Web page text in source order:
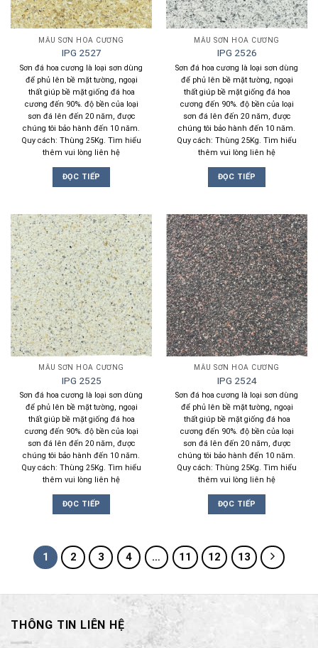
MẪU SƠN HOA CƯƠNG
IPG 2527
Sơn đá hoa cương là loại sơn dùng
để phủ lên bề mặt tường, ngoại
thất giúp bề mặt giống đá hoa
cương đến 90%. độ bền của loại
sơn đá lên đến 20 năm, được
chúng tôi bảo hành đến 10 năm.
Quy cách: Thùng 25Kg. Tìm hiểu
thêm vui lòng liên hệ
ĐỌC TIẾP
MẪU SƠN HOA CƯƠNG
IPG 2526
Sơn đá hoa cương là loại sơn dùng
để phủ lên bề mặt tường, ngoại
thất giúp bề mặt giống đá hoa
cương đến 90%. độ bền của loại
sơn đá lên đến 20 năm, được
chúng tôi bảo hành đến 10 năm.
Quy cách: Thùng 25Kg. Tìm hiểu
thêm vui lòng liên hệ
ĐỌC TIẾP
MẪU SƠN HOA CƯƠNG
IPG 2525
Sơn đá hoa cương là loại sơn dùng
để phủ lên bề mặt tường, ngoại
thất giúp bề mặt giống đá hoa
cương đến 90%. độ bền của loại
sơn đá lên đến 20 năm, được
chúng tôi bảo hành đến 10 năm.
Quy cách: Thùng 25Kg. Tìm hiểu
thêm vui lòng liên hệ
ĐỌC TIẾP
MẪU SƠN HOA CƯƠNG
IPG 2524
Sơn đá hoa cương là loại sơn dùng
để phủ lên bề mặt tường, ngoại
thất giúp bề mặt giống đá hoa
cương đến 90%. độ bền của loại
sơn đá lên đến 20 năm, được
chúng tôi bảo hành đến 10 năm.
Quy cách: Thùng 25Kg. Tìm hiểu
thêm vui lòng liên hệ
ĐỌC TIẾP
1 2 3 4 … 11 12 13
THÔNG TIN LIÊN HỆ